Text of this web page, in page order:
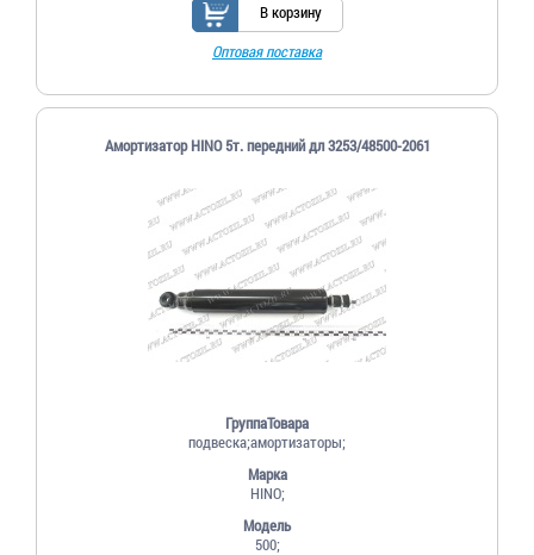
В корзину
Оптовая поставка
Амортизатор HINO 5т. передний дл 3253/48500-2061
ГруппаТовара
подвеска;амортизаторы;
Марка
HINO;
Модель
500;